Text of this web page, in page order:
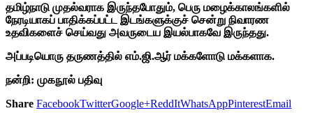
தமிழ்நாடு முதல்வராக இருந்தபோதும், பெரு மழைக்காலங்களில்
நேரடியாகப் பாதிக்கப்பட்ட இடங்களுக்குச் சென்று நிவாரண
உதவிகளைச் செய்வது அவருடைய இயல்பாகவே இருந்தது.
அப்படியொரு தருணத்தில் எம்.ஜி.ஆர் மக்களோடு மக்களாக.
நன்றி: முகநூல் பதிவு
Share FacebookTwitterGoogle+ReddItWhatsAppPinterestEmail